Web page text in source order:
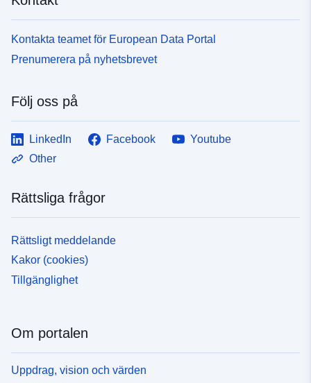
Kontakta teamet för European Data Portal
Prenumerera på nyhetsbrevet
Följ oss på
LinkedIn Facebook
Youtube
Other
Rättsliga frågor
Rättsligt meddelande
Kakor (cookies)
Tillgänglighet
Om portalen
Uppdrag, vision och värden